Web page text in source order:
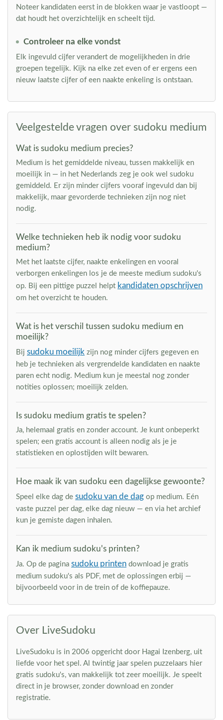
Noteer kandidaten eerst in de blokken waar je vastloopt —
dat houdt het overzichtelijk en scheelt tijd.
Controleer na elke vondst
Elk ingevuld cijfer verandert de mogelijkheden in drie
groepen tegelijk. Kijk na elke zet even of er ergens een
nieuw laatste cijfer of een naakte enkeling is ontstaan.
Veelgestelde vragen over sudoku medium
Wat is sudoku medium precies?
Medium is het gemiddelde niveau, tussen makkelijk en
moeilijk in — in het Nederlands zeg je ook wel sudoku
gemiddeld. Er zijn minder cijfers vooraf ingevuld dan bij
makkelijk, maar gevorderde technieken zijn nog niet
nodig.
Welke technieken heb ik nodig voor sudoku
medium?
Met het laatste cijfer, naakte enkelingen en vooral
verborgen enkelingen los je de meeste medium sudoku's
op. Bij een pittige puzzel helpt kandidaten opschrijven
om het overzicht te houden.
Wat is het verschil tussen sudoku medium en
moeilijk?
Bij sudoku moeilijk zijn nog minder cijfers gegeven en
heb je technieken als vergrendelde kandidaten en naakte
paren echt nodig. Medium kun je meestal nog zonder
notities oplossen; moeilijk zelden.
Is sudoku medium gratis te spelen?
Ja, helemaal gratis en zonder account. Je kunt onbeperkt
spelen; een gratis account is alleen nodig als je je
statistieken en oplostijden wilt bewaren.
Hoe maak ik van sudoku een dagelijkse gewoonte?
Speel elke dag de sudoku van de dag op medium. Eén
vaste puzzel per dag, elke dag nieuw — en via het archief
kun je gemiste dagen inhalen.
Kan ik medium sudoku's printen?
Ja. Op de pagina sudoku printen download je gratis
medium sudoku's als PDF, met de oplossingen erbij —
bijvoorbeeld voor in de trein of de koffiepauze.
Over LiveSudoku
LiveSudoku is in 2006 opgericht door Hagai Izenberg, uit
liefde voor het spel. Al twintig jaar spelen puzzelaars hier
gratis sudoku's, van makkelijk tot zeer moeilijk. Je speelt
direct in je browser, zonder download en zonder
registratie.